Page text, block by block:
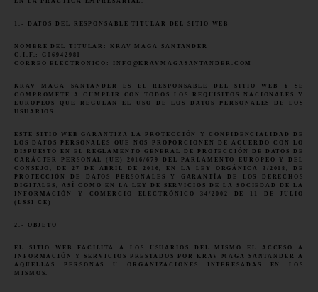
1.- DATOS DEL RESPONSABLE TITULAR DEL SITIO WEB
NOMBRE DEL TITULAR: KRAV MAGA SANTANDER
C.I.F.: G06942981
CORREO ELECTRÓNICO: INFO@KRAVMAGASANTANDER.COM
KRAV MAGA SANTANDER ES EL RESPONSABLE DEL SITIO WEB Y SE
COMPROMETE A CUMPLIR CON TODOS LOS REQUISITOS NACIONALES Y
EUROPEOS QUE REGULAN EL USO DE LOS DATOS PERSONALES DE LOS
USUARIOS.
ESTE SITIO WEB GARANTIZA LA PROTECCIÓN Y CONFIDENCIALIDAD DE
LOS DATOS PERSONALES QUE NOS PROPORCIONEN DE ACUERDO CON LO
DISPUESTO EN EL REGLAMENTO GENERAL DE PROTECCIÓN DE DATOS DE
CARÁCTER PERSONAL (UE) 2016/679 DEL PARLAMENTO EUROPEO Y DEL
CONSEJO, DE 27 DE ABRIL DE 2016, EN LA LEY ORGÁNICA 3/2018, DE
PROTECCIÓN DE DATOS PERSONALES Y GARANTÍA DE LOS DERECHOS
DIGITALES, ASÍ COMO EN LA LEY DE SERVICIOS DE LA SOCIEDAD DE LA
INFORMACIÓN Y COMERCIO ELECTRÓNICO 34/2002 DE 11 DE JULIO
(LSSI-CE)
2.- OBJETO
EL SITIO WEB FACILITA A LOS USUARIOS DEL MISMO EL ACCESO A
INFORMACIÓN Y SERVICIOS PRESTADOS POR KRAV MAGA SANTANDER A
AQUELLAS PERSONAS U ORGANIZACIONES INTERESADAS EN LOS
MISMOS.